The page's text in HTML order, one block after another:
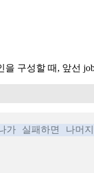
구성할 때, 앞선
가 실패하면 나머